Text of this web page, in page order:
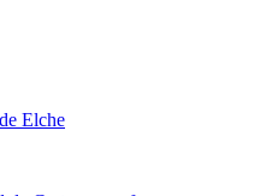
Elche